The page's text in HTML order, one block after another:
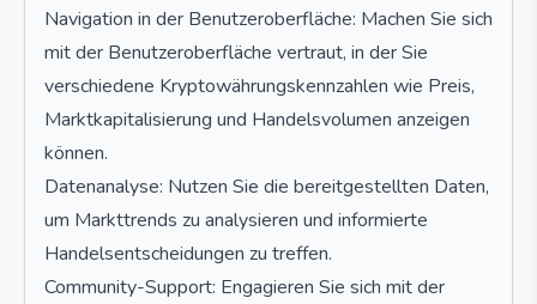
Navigation in der Benutzeroberfläche: Machen Sie sich
mit der Benutzeroberfläche vertraut, in der Sie
verschiedene Kryptowährungskennzahlen wie Preis,
Marktkapitalisierung und Handelsvolumen anzeigen
können.
Datenanalyse: Nutzen Sie die bereitgestellten Daten,
um Markttrends zu analysieren und informierte
Handelsentscheidungen zu treffen.
Community-Support: Engagieren Sie sich mit der